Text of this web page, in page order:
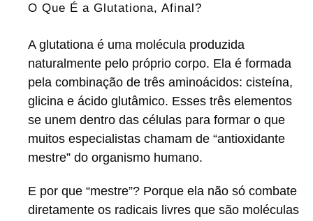
O Que É a Glutationa, Afinal?
A glutationa é uma molécula produzida
naturalmente pelo próprio corpo. Ela é formada
pela combinação de três aminoácidos: cisteína,
glicina e ácido glutâmico. Esses três elementos
se unem dentro das células para formar o que
muitos especialistas chamam de “antioxidante
mestre” do organismo humano.
E por que “mestre”? Porque ela não só combate
diretamente os radicais livres que são moléculas